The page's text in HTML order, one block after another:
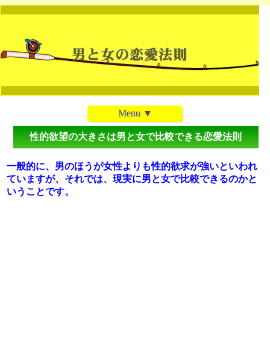
Menu ▼
性的欲望の大きさは男と女で比較できる恋愛法則
一般的に、男のほうが女性よりも性的欲求が強いといわれ
ていますが、それでは、現実に男と女で比較できるのかと
いうことです。